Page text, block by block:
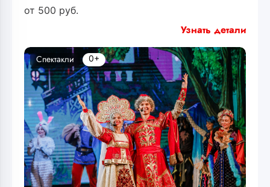
от 500 руб.
Узнать детали
Спектакли 0+